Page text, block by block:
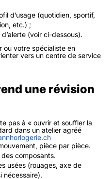
d’usage (quotidien, sportif,
etc.) ;
(voir ci-dessous).
ou votre spécialiste en
vers un centre de service
une révision
pas à « ouvrir et souffler la
dans un atelier agréé
pièce par pièce.
composants.
usées (rouages, axe de
nécessaire).